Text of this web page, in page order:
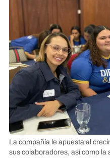
La compañía le apuesta al
sus colaboradores, así como la